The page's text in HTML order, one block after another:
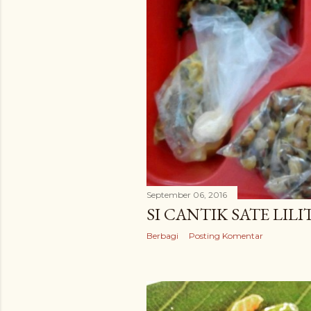
September 06, 2016
SI CANTIK SATE
Berbagi Posting Komentar